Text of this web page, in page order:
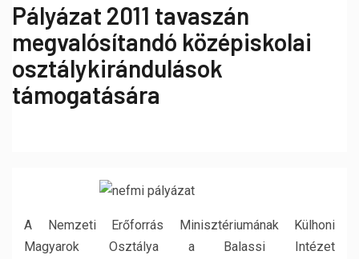
Pályázat 2011 tavaszán
megvalósítandó középiskolai
osztálykirándulások
támogatására
A Nemzeti Erőforrás Minisztériumának Külhoni
Magyarok Osztálya a Balassi Intézet